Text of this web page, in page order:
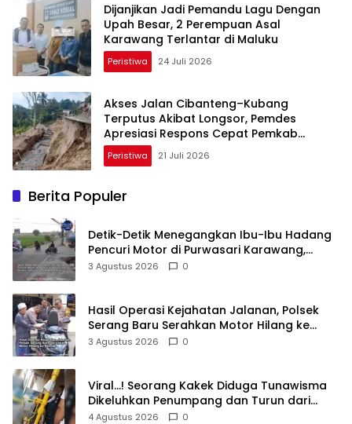
Dijanjikan Jadi Pemandu Lagu Dengan
Upah Besar, 2 Perempuan Asal
Karawang Terlantar di Maluku
Peristiwa 24 Juli 2026
Akses Jalan Cibanteng–Kubang
Terputus Akibat Longsor, Pemdes
Apresiasi Respons Cepat Pemkab
Cianjur
Peristiwa 21 Juli 2026
Berita Populer
Detik-Detik Menegangkan Ibu-Ibu Hadang
Pencuri Motor di Purwasari Karawang,
Pelaku Lolos di Tengah Keramaian!
3 Agustus 2026 0
Hasil Operasi Kejahatan Jalanan, Polsek
Serang Baru Serahkan Motor Hilang ke
Pemilik
3 Agustus 2026 0
Viral…! Seorang Kakek Diduga Tunawisma
Dikeluhkan Penumpang dan Turun dari
TransJakarta Karena Bau Badan
4 Agustus 2026 0